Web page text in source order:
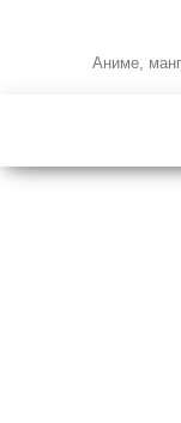
Аниме,